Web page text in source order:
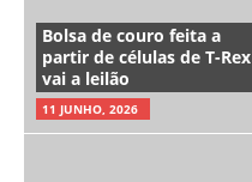
Bolsa de couro feita a
partir de células de T-Rex
vai a leilão
11 JUNHO, 2026